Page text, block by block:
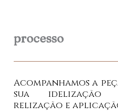
processo
Acompanhamos a
sua
relização e